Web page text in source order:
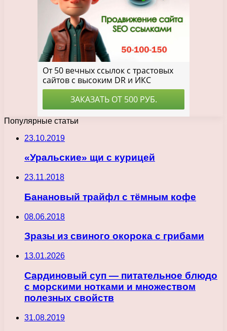
Популярные статьи
23.10.2019
«Уральские» щи с курицей
23.11.2018
Банановый трайфл с тёмным кофе
08.06.2018
Зразы из свиного окорока с грибами
13.01.2026
Сардиновый суп — питательное блюдо
с морскими нотками и множеством
полезных свойств
31.08.2019